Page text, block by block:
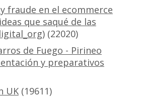
fraude en el ecommerce
que saqué de las
(22020)
de Fuego - Pirineo
y preparativos
UK(19611)